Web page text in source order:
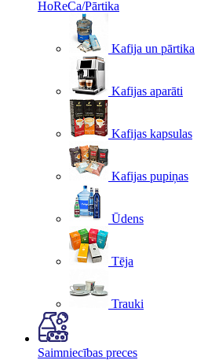
HoReCa/Pārtika
Kafija un pārtika
Kafijas aparāti
Kafijas kapsulas
Kafijas pupiņas
Ūdens
Tēja
Trauki
Saimniecības preces